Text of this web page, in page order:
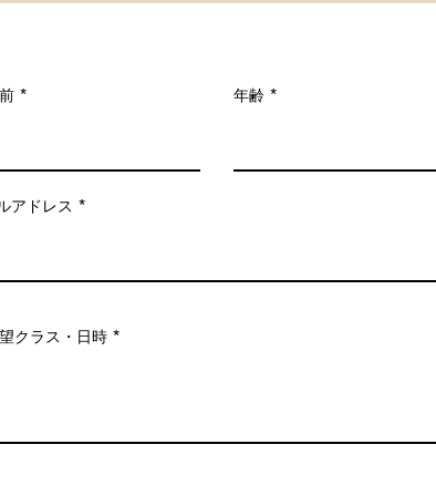
年齢
アドレス
クラス・日時